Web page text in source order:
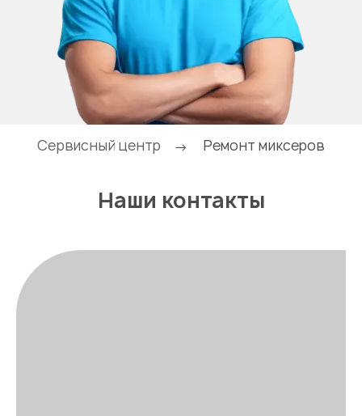
Сервисный центр → Ремонт миксеров
Наши контакты